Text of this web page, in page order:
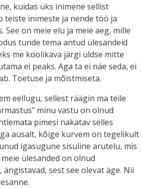
kuidas üks inimene sellist
teiste inimeste ja nende töö ja
See on meie elu ja meie aeg, mille
tunde tema antud ülesandeid
me koolikava järgi üldse mitte
ei peaks. Aga ta ei näe seda, ei
Toetuse ja mõistmiseta.
eellugu, sellest räägin ma teile
minu vastu on olnud
pimesi nakatav selles
ausalt, kõige kurvem on tegelikult
igasugune sisuline arutelu, mis
ülesanded on olnud
sest see olevat äge. Nii